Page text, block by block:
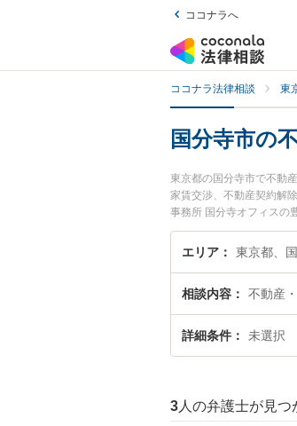
ココナラへ
ココナラ法律相談 東
国分寺市の
東京都の国分寺市で不動
家賃交渉、不動産契約解
事務所 国分寺オフィスの
生した不動産契約解除の
法律相談できる国分寺市
エリア 東京都、
相談内容 不動産
詳細条件 未選択
3 人の弁護士が見つ